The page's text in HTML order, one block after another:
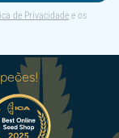
de Privacidade e os